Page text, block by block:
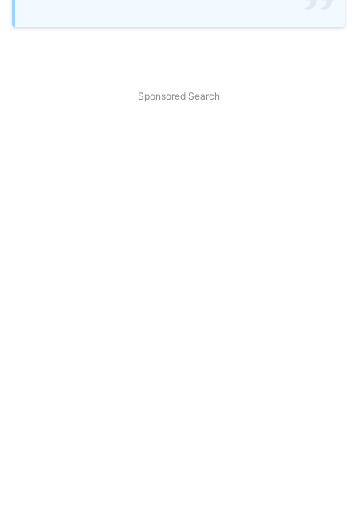
Sponsored Search